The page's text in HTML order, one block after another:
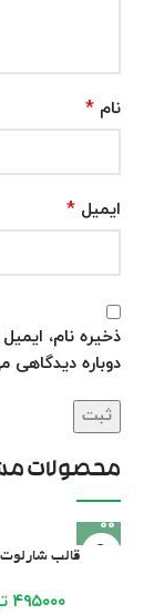
نام *
ایمیل *
ذخیره نام،
دوباره دیدگاهی
محصولات
قالب شارلوت
۴۹۵۰۰۰